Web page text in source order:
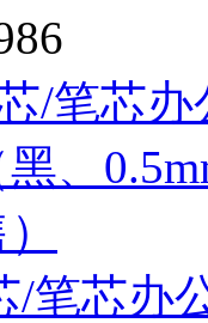
/笔芯办